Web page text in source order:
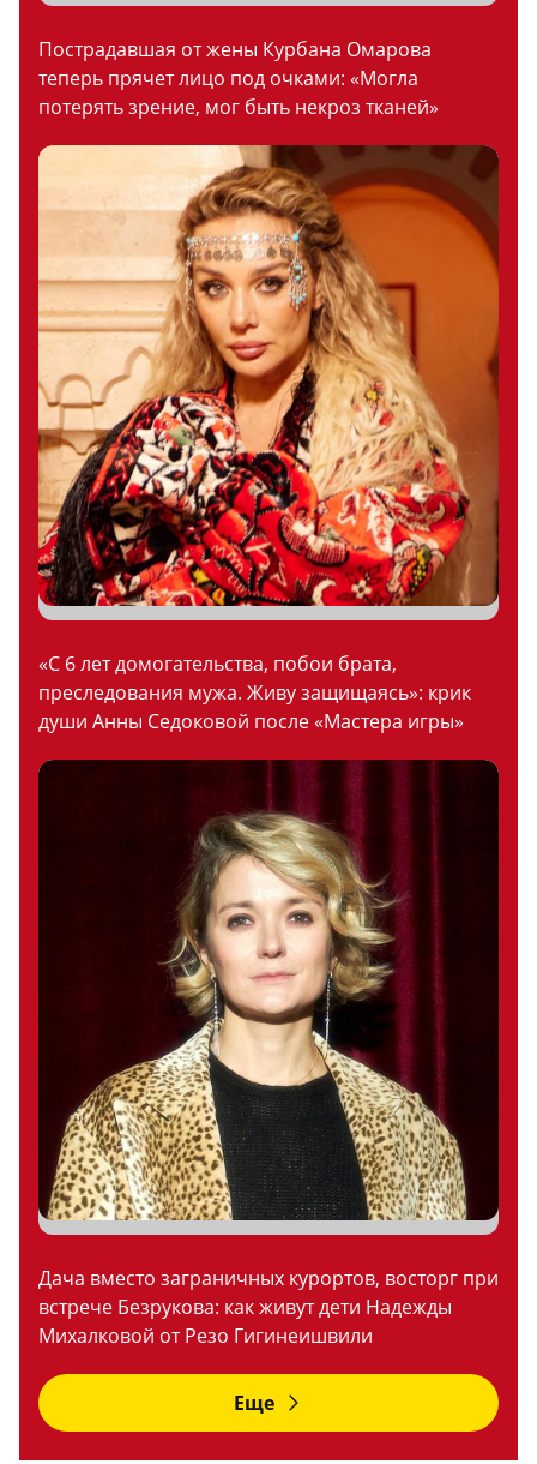
Пострадавшая от жены Курбана Омарова
теперь прячет лицо под очками: «Могла
потерять зрение, мог быть некроз тканей»
«С 6 лет домогательства, побои брата,
преследования мужа. Живу защищаясь»: крик
души Анны Седоковой после «Мастера игры»
Дача вместо заграничных курортов, восторг при
встрече Безрукова: как живут дети Надежды
Михалковой от Резо Гигинеишвили
Еще